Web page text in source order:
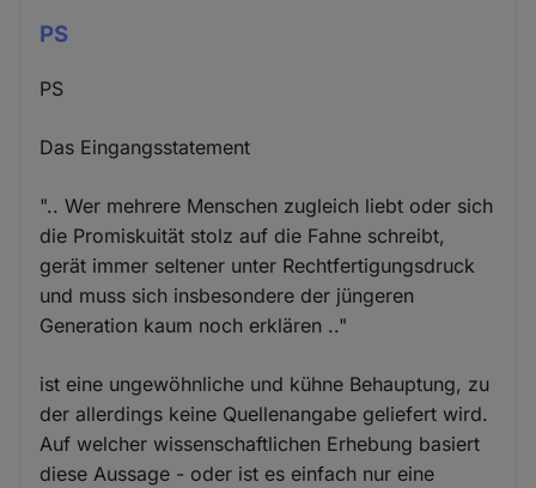
PS
PS
Das Eingangsstatement
".. Wer mehrere Menschen zugleich liebt oder sich
die Promiskuität stolz auf die Fahne schreibt,
gerät immer seltener unter Rechtfertigungsdruck
und muss sich insbesondere der jüngeren
Generation kaum noch erklären .."
ist eine ungewöhnliche und kühne Behauptung, zu
der allerdings keine Quellenangabe geliefert wird.
Auf welcher wissenschaftlichen Erhebung basiert
diese Aussage - oder ist es einfach nur eine